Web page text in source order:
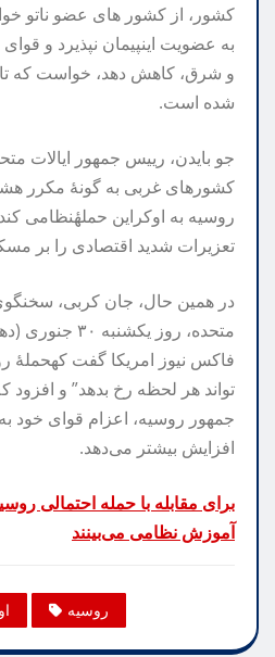
کشور، از کشور های عضو ناتو
به عضویت اینپیمان نپذیرد و قوای
و شرق، کاهش دهد، خواست که تا
شده است.
جو بایدن،‌ رییس جمهور ایالات
کشور‌های غربی به گونهٔ مکرر
روسیه به اوکراین حملهٔنظامی
تعزیرات شدید اقتصادی را بر
در همین حال، جان کربی،
متحده، روز یکشنبه ۳۰ جنوری (
فاکس نیوز امریکا گفت کهحملهٔ
تواند هر لحظه رخ بدهد” و افزود
جمهور روسیه، اعزام قوای خود به
افزایش بیشتر می‌دهد.
برای مقابله با حمله احتمالی
آموزش نظامی می‌بینند
روسیه